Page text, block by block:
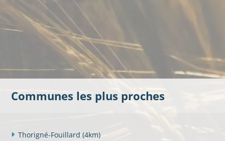
Communes les plus proches
Thorigné-Fouillard (4km)